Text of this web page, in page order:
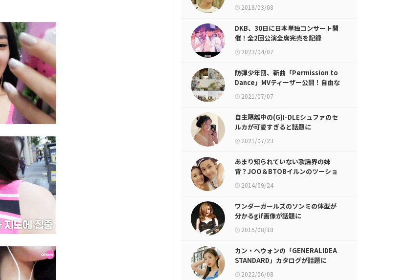
2018/03/08
DKB、30日に日本単独コンサート開
催！全2回公演全席完売を記録
2023/04/07
防弾少年団、新曲「Permission to
Dance」MVティーザー公開！自由な
雰囲気
2021/07/07
自主隔離中の(G)I-DLEシュファのセ
ルカが可愛すぎると話題に
2021/07/23
あまり知られていない歌謡界の妹
背？JOO＆BTOBイルンのツーショ
ットが話題に
2014/09/24
ワンダーガールズのソンミの体型が
分かるgif画像が話題に
2015/08/18
カン・ヘウォンの「GENERALIDEA
STANDARD」カタログが話題に
2022/06/08